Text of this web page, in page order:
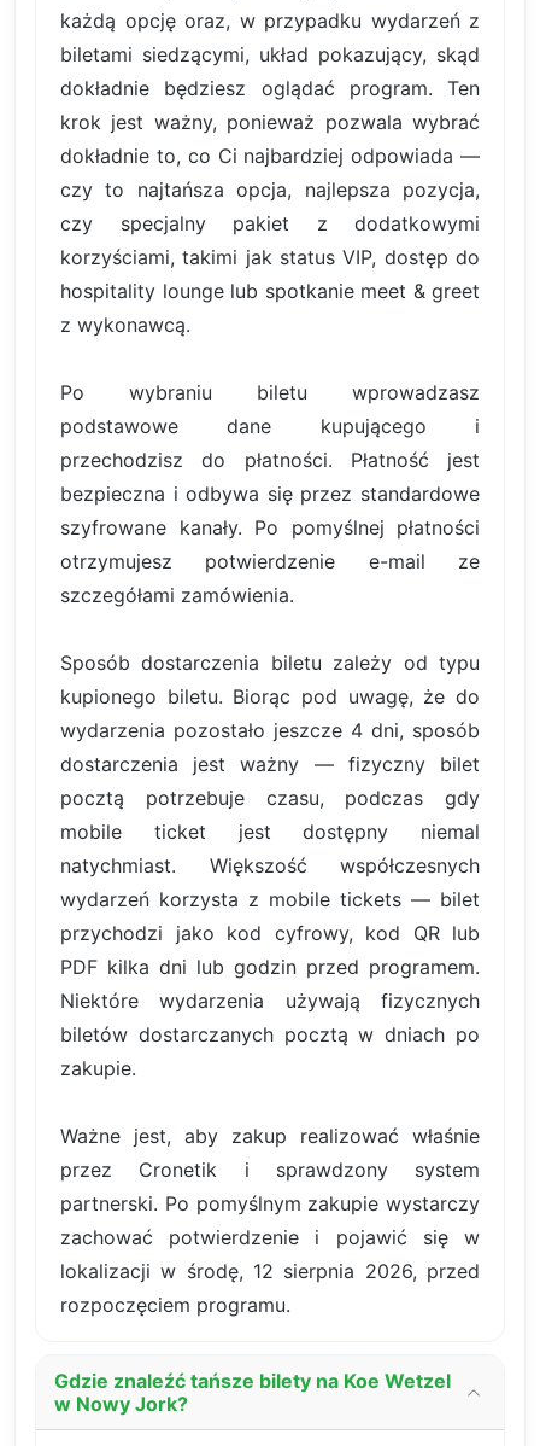
każdą opcję oraz, w przypadku wydarzeń z
biletami siedzącymi, układ pokazujący, skąd
dokładnie będziesz oglądać program. Ten
krok jest ważny, ponieważ pozwala wybrać
dokładnie to, co Ci najbardziej odpowiada —
czy to najtańsza opcja, najlepsza pozycja,
czy specjalny pakiet z dodatkowymi
korzyściami, takimi jak status VIP, dostęp do
hospitality lounge lub spotkanie meet & greet
z wykonawcą.
Po wybraniu biletu wprowadzasz
podstawowe dane kupującego i
przechodzisz do płatności. Płatność jest
bezpieczna i odbywa się przez standardowe
szyfrowane kanały. Po pomyślnej płatności
otrzymujesz potwierdzenie e-mail ze
szczegółami zamówienia.
Sposób dostarczenia biletu zależy od typu
kupionego biletu. Biorąc pod uwagę, że do
wydarzenia pozostało jeszcze 4 dni, sposób
dostarczenia jest ważny — fizyczny bilet
pocztą potrzebuje czasu, podczas gdy
mobile ticket jest dostępny niemal
natychmiast. Większość współczesnych
wydarzeń korzysta z mobile tickets — bilet
przychodzi jako kod cyfrowy, kod QR lub
PDF kilka dni lub godzin przed programem.
Niektóre wydarzenia używają fizycznych
biletów dostarczanych pocztą w dniach po
zakupie.
Ważne jest, aby zakup realizować właśnie
przez Cronetik i sprawdzony system
partnerski. Po pomyślnym zakupie wystarczy
zachować potwierdzenie i pojawić się w
lokalizacji w środę, 12 sierpnia 2026, przed
rozpoczęciem programu.
Gdzie znaleźć tańsze bilety na Koe Wetzel
w Nowy Jork?